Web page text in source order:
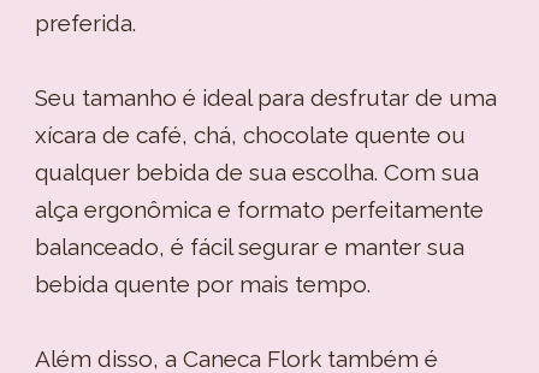
preferida.
Seu tamanho é ideal para desfrutar de uma
xícara de café, chá, chocolate quente ou
qualquer bebida de sua escolha. Com sua
alça ergonômica e formato perfeitamente
balanceado, é fácil segurar e manter sua
bebida quente por mais tempo.
Além disso, a Caneca Flork também é